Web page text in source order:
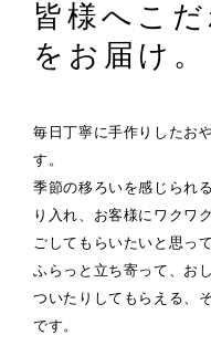
皆様へこだ
をお届け。
毎日丁寧に手作りしたお
す。
季節の移ろいを感じられ
り入れ、お客様にワクワ
ごしてもらいたいと思っ
ふらっと立ち寄って、お
ついたりしてもらえる、
です。